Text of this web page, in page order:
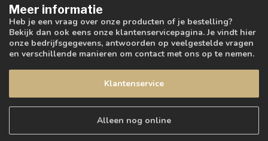
Meer informatie
Heb je een vraag over onze producten of je bestelling?
Bekijk dan ook eens onze klantenservicepagina. Je vindt hier
onze bedrijfsgegevens, antwoorden op veelgestelde vragen
en verschillende manieren om contact met ons op te nemen.
Klantenservice
Alleen nog online